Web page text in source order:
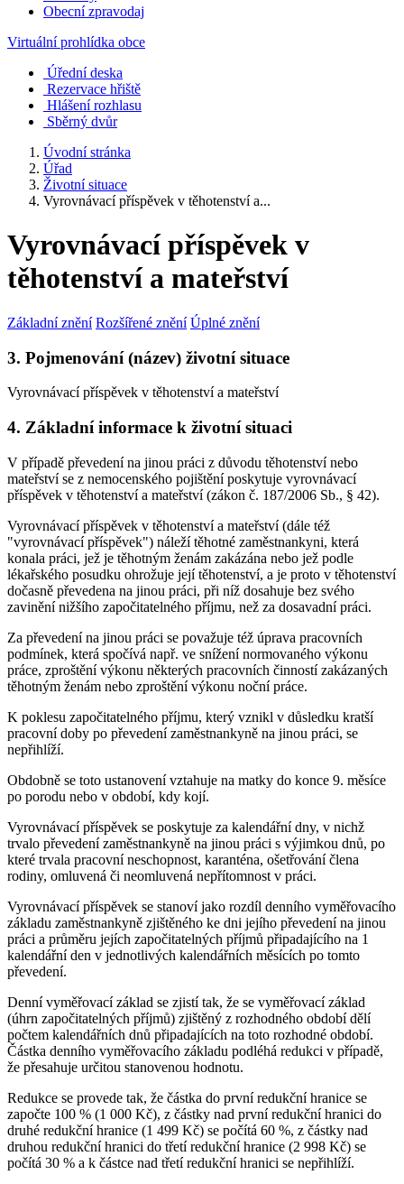
Obecní zpravodaj
Virtuální prohlídka obce
Úřední deska
Rezervace hřiště
Hlášení rozhlasu
Sběrný dvůr
Úvodní stránka
Úřad
Životní situace
Vyrovnávací příspěvek v těhotenství a...
Vyrovnávací příspěvek v
těhotenství a mateřství
Základní znění Rozšířené znění Úplné znění
3. Pojmenování (název) životní situace
Vyrovnávací příspěvek v těhotenství a mateřství
4. Základní informace k životní situaci
V případě převedení na jinou práci z důvodu těhotenství nebo
mateřství se z nemocenského pojištění poskytuje vyrovnávací
příspěvek v těhotenství a mateřství (zákon č. 187/2006 Sb., § 42).
Vyrovnávací příspěvek v těhotenství a mateřství (dále též
"vyrovnávací příspěvek") náleží těhotné zaměstnankyni, která
konala práci, jež je těhotným ženám zakázána nebo jež podle
lékařského posudku ohrožuje její těhotenství, a je proto v těhotenství
dočasně převedena na jinou práci, při níž dosahuje bez svého
zavinění nižšího započitatelného příjmu, než za dosavadní práci.
Za převedení na jinou práci se považuje též úprava pracovních
podmínek, která spočívá např. ve snížení normovaného výkonu
práce, zproštění výkonu některých pracovních činností zakázaných
těhotným ženám nebo zproštění výkonu noční práce.
K poklesu započitatelného příjmu, který vznikl v důsledku kratší
pracovní doby po převedení zaměstnankyně na jinou práci, se
nepřihlíží.
Obdobně se toto ustanovení vztahuje na matky do konce 9. měsíce
po porodu nebo v období, kdy kojí.
Vyrovnávací příspěvek se poskytuje za kalendářní dny, v nichž
trvalo převedení zaměstnankyně na jinou práci s výjimkou dnů, po
které trvala pracovní neschopnost, karanténa, ošetřování člena
rodiny, omluvená či neomluvená nepřítomnost v práci.
Vyrovnávací příspěvek se stanoví jako rozdíl denního vyměřovacího
základu zaměstnankyně zjištěného ke dni jejího převedení na jinou
práci a průměru jejích započitatelných příjmů připadajícího na 1
kalendářní den v jednotlivých kalendářních měsících po tomto
převedení.
Denní vyměřovací základ se zjistí tak, že se vyměřovací základ
(úhrn započitatelných příjmů) zjištěný z rozhodného období dělí
počtem kalendářních dnů připadajících na toto rozhodné období.
Částka denního vyměřovacího základu podléhá redukci v případě,
že přesahuje určitou stanovenou hodnotu.
Redukce se provede tak, že částka do první redukční hranice se
započte 100 % (1 000 Kč), z částky nad první redukční hranici do
druhé redukční hranice (1 499 Kč) se počítá 60 %, z částky nad
druhou redukční hranici do třetí redukční hranice (2 998 Kč) se
počítá 30 % a k částce nad třetí redukční hranici se nepřihlíží.